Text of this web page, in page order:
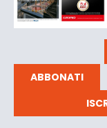
ABBONATI